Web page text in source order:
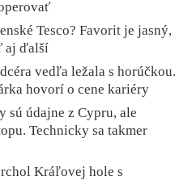
Tesco? Favorit je jasný,
aj ďalší
vedľa ležala s horúčkou.
hovorí o cene kariéry
sú údajne z Cypru, ale
Technicky sa takmer
Kráľovej hole s